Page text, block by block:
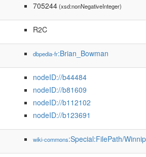
705244(xsd:nonNegativeInteger)
R2C
dbpedia-fr:Brian_Bowman
nodeID://b44484
nodeID://b81609
nodeID://b112102
nodeID://b123691
wiki-commons:Special:FilePath/